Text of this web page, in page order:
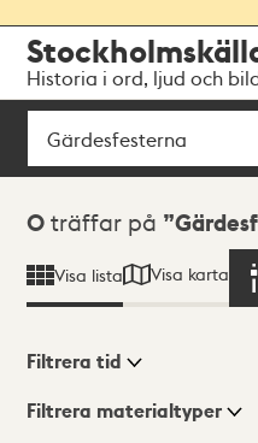
navigationen
huvudinnehållet
Historia i ord, ljud och
Sök
Sökresultat
0 träffar på
Visa lista Visa karta
Visningsläge
Filtrera tid
Filtrera materialtyper